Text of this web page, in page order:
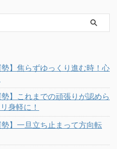
】焦らずゆっくり進む時！心
】これまでの頑張りが認めら
身軽に！
】一旦立ち止まって方向転